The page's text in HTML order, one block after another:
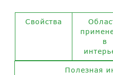
Свойства
в
Полезная